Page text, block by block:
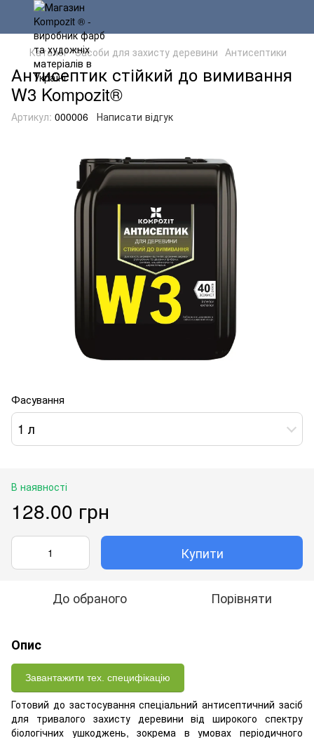
Каталог Засоби для захисту деревини Антисептики
Антисептик стійкий до вимивання
W3 Kompozit®
Артикул: 000006 Написати відгук
Фасування
1 л
В наявності
128.00 грн
Купити
До обраного Порівняти
Опис
Завантажити тех. специфікацію
Готовий до застосування спеціальний антисептичний засіб
для тривалого захисту деревини від широкого спектру
біологічних ушкоджень, зокрема в умовах періодичного